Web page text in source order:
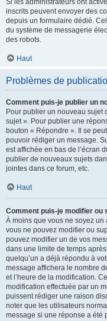
Si les administrateurs ont
inscrits peuvent envoyer des
depuis un formulaire dédié.
du système de messagerie
des robots.
Haut
Problèmes de
Comment puis-je publier un
Pour publier un nouveau sujet
sujet ». Pour publier une
bouton « Répondre ». Il se
pouvoir rédiger un message.
est affichée en bas de l’écran
publier de nouveaux sujets
jointes dans ce forum, etc.
Haut
Comment puis-je modifier ou
À moins que vous ne soyez
vous ne pouvez modifier ou
pouvez modifier un de vos
dans une limite de temps
quelqu’un a déjà répondu à
message affichera le nombre
et l’heure de la modification.
modification effectuée par un
puissent rédiger une raison
noter que les utilisateurs
message si une réponse a été